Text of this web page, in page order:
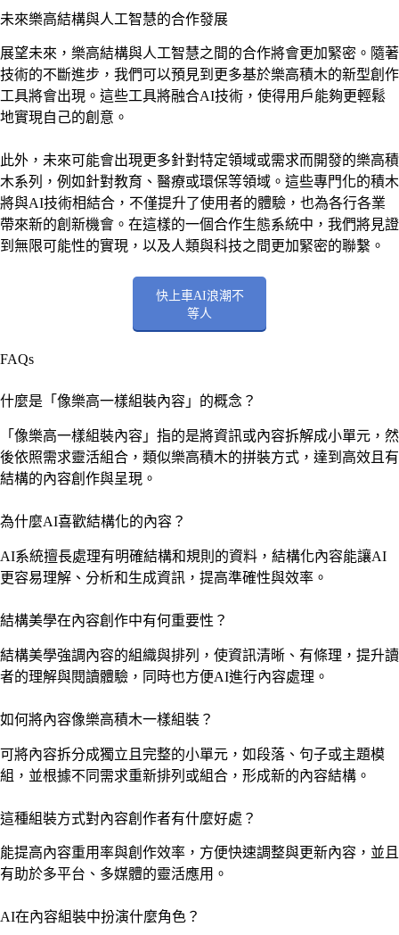
未來樂高結構與人工智慧的合作發展
展望未來，樂高結構與人工智慧之間的合作將會更加緊密。隨著
技術的不斷進步，我們可以預見到更多基於樂高積木的新型創作
工具將會出現。這些工具將融合AI技術，使得用戶能夠更輕鬆
地實現自己的創意。
此外，未來可能會出現更多針對特定領域或需求而開發的樂高積
木系列，例如針對教育、醫療或環保等領域。這些專門化的積木
將與AI技術相結合，不僅提升了使用者的體驗，也為各行各業
帶來新的創新機會。在這樣的一個合作生態系統中，我們將見證
到無限可能性的實現，以及人類與科技之間更加緊密的聯繫。
快上車AI浪潮不
等人
FAQs
什麼是「像樂高一樣組裝內容」的概念？
「像樂高一樣組裝內容」指的是將資訊或內容拆解成小單元，然
後依照需求靈活組合，類似樂高積木的拼裝方式，達到高效且有
結構的內容創作與呈現。
為什麼AI喜歡結構化的內容？
AI系統擅長處理有明確結構和規則的資料，結構化內容能讓AI
更容易理解、分析和生成資訊，提高準確性與效率。
結構美學在內容創作中有何重要性？
結構美學強調內容的組織與排列，使資訊清晰、有條理，提升讀
者的理解與閱讀體驗，同時也方便AI進行內容處理。
如何將內容像樂高積木一樣組裝？
可將內容拆分成獨立且完整的小單元，如段落、句子或主題模
組，並根據不同需求重新排列或組合，形成新的內容結構。
這種組裝方式對內容創作者有什麼好處？
能提高內容重用率與創作效率，方便快速調整與更新內容，並且
有助於多平台、多媒體的靈活應用。
AI在內容組裝中扮演什麼角色？